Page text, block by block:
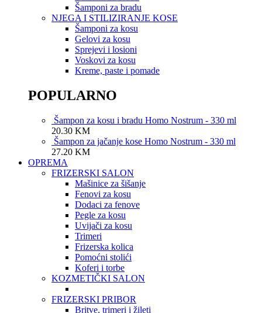
Šamponi za bradu
NJEGA I STILIZIRANJE KOSE
Šamponi za kosu
Gelovi za kosu
Sprejevi i losioni
Voskovi za kosu
Kreme, paste i pomade
POPULARNO
Šampon za kosu i bradu Homo Nostrum - 330 ml
20.30 KM
Šampon za jačanje kose Homo Nostrum - 330 ml
27.20 KM
OPREMA
FRIZERSKI SALON
Mašinice za šišanje
Fenovi za kosu
Dodaci za fenove
Pegle za kosu
Uvijači za kosu
Trimeri
Frizerska kolica
Pomoćni stolići
Koferi i torbe
KOZMETIČKI SALON
FRIZERSKI PRIBOR
Britve, trimeri i žileti